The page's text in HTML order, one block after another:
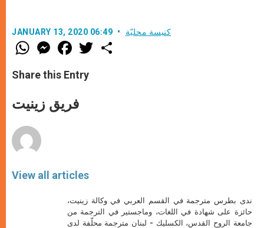
JANUARY 13, 2020 06:49 كنيسة محليّة
W
h
t
s
p
p
M
e
s
e
g
e
F
a
e
b
o
k
w
Share this Entry
فريق زينيت
View all articles
ندى بطرس مترجمة في القسم العربي في وكالة زينيت،
حائزة على شهادة في اللغات، وماجستير في الترجمة من
جامعة الروح القدس، الكسليك - لبنان مترجمة محلّفة لدى